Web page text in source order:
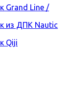
Grand Line /
из ДПК Nautic
Qiji